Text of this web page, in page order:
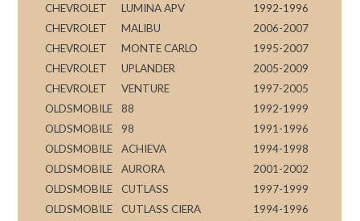
CHEVROLET
LUMINA APV
1992-1996
CHEVROLET
MALIBU
2006-2007
CHEVROLET
MONTE CARLO
1995-2007
CHEVROLET
UPLANDER
2005-2009
CHEVROLET
VENTURE
1997-2005
OLDSMOBILE
88
1992-1999
OLDSMOBILE
98
1991-1996
OLDSMOBILE
ACHIEVA
1994-1998
OLDSMOBILE
AURORA
2001-2002
OLDSMOBILE
CUTLASS
1997-1999
OLDSMOBILE
CUTLASS CIERA
1994-1996